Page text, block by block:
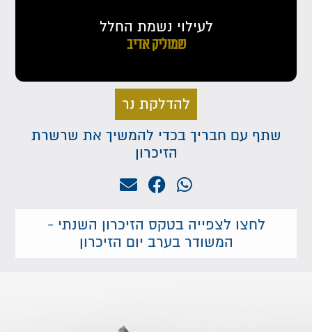
לעילוי נשמת החלל
שמוליק אדיב
להדלקת נר
שתף עם חבריך בכדי להמשיך את שרשרת
הזיכרון
לחצו לצפייה בטקס הזיכרון השנתי -
המשודר בערב יום הזיכרון